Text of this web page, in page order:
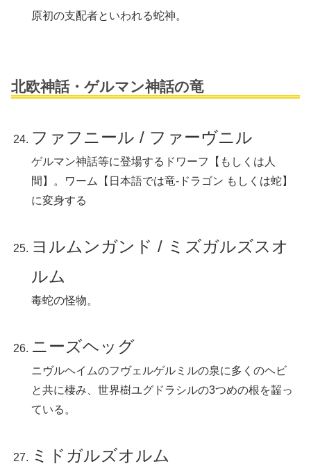
原初の支配者といわれる蛇神。
北欧神話・ゲルマン神話の竜
ファフニール / ファーヴニル
ゲルマン神話等に登場するドワーフ【もしくは人
間】。ワーム【日本語では竜-ドラゴン もしくは蛇】
に変身する
ヨルムンガンド / ミズガルズスオ
ルム
毒蛇の怪物。
ニーズヘッグ
ニヴルヘイムのフヴェルゲルミルの泉に多くのヘビ
と共に棲み、世界樹ユグドラシルの3つめの根を齧っ
ている。
ミドガルズオルム